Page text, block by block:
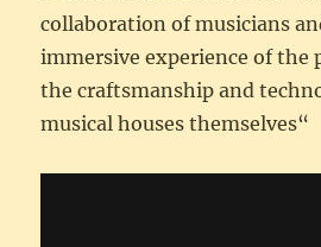
collaboration of musicians
immersive experience of the
the craftsmanship and
musical houses themselves“